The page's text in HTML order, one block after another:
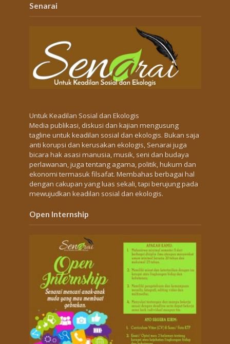
Senarai
Untuk Keadilan Sosial dan Ekologis
Media publikasi, diskusi dan kajian mengusung
tagline untuk keadilan sosial dan ekologis. Bukan saja
anti korupsi dan kerusakan ekologis, Senarai juga
bicara hak asasi manusia, musik, seni dan budaya
perlawanan, juga tentang agama, politik, hukum dan
ekonomi termasuk filsafat. Membahas berbagai hal
dengan cakupan yang luas sekali, tapi berujung pada
mewujudkan keadilan sosial dan ekologis.
Open Internship